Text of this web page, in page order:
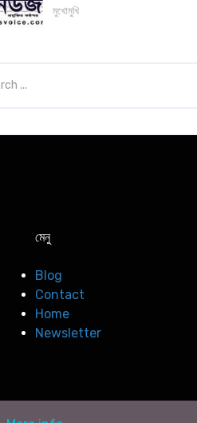
মুখোমুখি
মেনু
Blog
Contact
Home
Newsletter